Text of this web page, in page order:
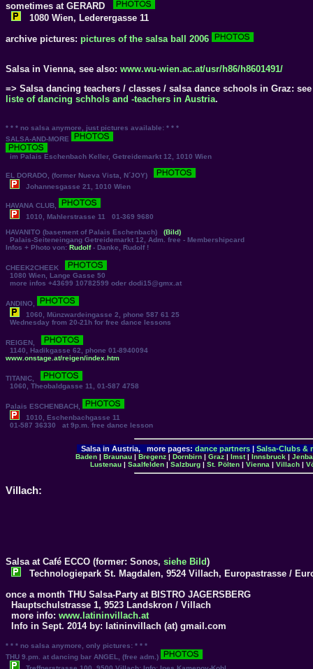
sometimes at GERARD
1080 Wien, Lederergasse 11
archive pictures: pictures of the salsa ball 2006
Salsa in Vienna, see also: www.wu-wien.ac.at/usr/h86/h8601491/
=> Salsa dancing teachers / classes / salsa dance schools in Graz:
liste of dancing schhols and -teachers in Austria.
* * * no salsa anymore, just pictures available: * * *
SALSA-AND-MORE
im Palais Eschenbach Keller, Getreidemarkt 12, 1010 Wien
EL DORADO, (former Nueva Vista, N´JOY)
Johannesgasse 21, 1010 Wien
HAVANA CLUB,
1010, Mahlerstrasse 11 01-369 9680
HAVANITO (basement of Palais Eschenbach) (Bild)
Palais-Seiteneingang Getreidemarkt 12, Adm. free - Membershipcard
Infos + Photo von: Rudolf- Danke, Rudolf !
CHEEK2CHEEK
1080 Wien, Lange Gasse 50
more infos +43699 10782599 oder dodi15@gmx.at
ANDINO,
1060, Münzwardeingasse 2, phone 587 61 25
Wednesday from 20-21h for free dance lessons
REIGEN,
1140, Hadikgasse 62, phone 01-8940094
www.onstage.at/reigen/index.htm
TITANIC,
1060, Theobaldgasse 11, 01-587 4758
Palais ESCHENBACH,
1010, Eschenbachgasse 11
01-587 36330 at 9p.m. free dance lesson
Salsa in Austria, more pages: dance partners | Salsa-Clubs &
Baden | Braunau | Bregenz | Dornbirn | Graz | Imst| Innsbruck |
Lustenau | Saalfelden | Salzburg | St. Pölten | Vienna | Villach |
Villach:
Salsa at Café ECCO (former: Sonos, siehe Bild)
Technologiepark St. Magdalen, 9524 Villach, Europastrasse /
once a month THU Salsa-Party at BISTRO JAGERSBERG
Hauptschulstrasse 1, 9523 Landskron / Villach
more info: www.latininvillach.at
Info in Sept. 2014 by: latininvillach (at) gmail.com
* * * no salsa anymore, only pictures: * * *
THU 9.pm. at dancing bar ANGEL
, (free adm.)